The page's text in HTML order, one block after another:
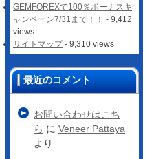
GEMFOREXで100％ボーナスキ
ャンペーン7/31まで！！ - 9,412
views
サイトマップ- 9,310 views
最近のコメント
お問い合わせはこち
ら に Veneer Pattaya
より